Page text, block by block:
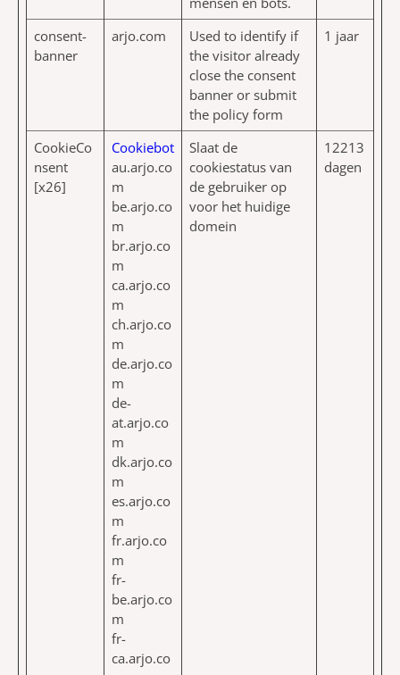
consent-
banner
arjo.com
Used to identify if
the visitor already
close the consent
banner or submit
the policy form
1 jaar
CookieCo
nsent
[x26]
Cookiebot
au.arjo.co
m
be.arjo.co
m
br.arjo.co
m
ca.arjo.co
m
ch.arjo.co
m
de.arjo.co
m
de-
at.arjo.co
m
dk.arjo.co
m
es.arjo.co
m
fr.arjo.co
m
fr-
be.arjo.co
m
fr-
ca.arjo.co
Slaat de
cookiestatus van
de gebruiker op
voor het huidige
domein
12213
dagen